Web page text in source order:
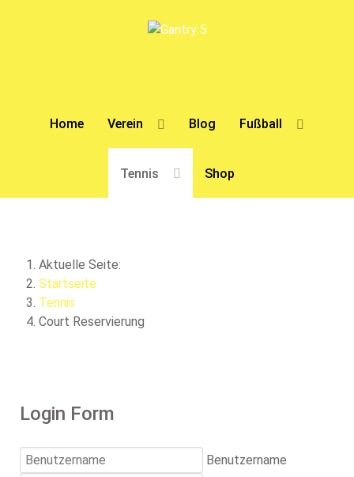
Home Verein Blog Fußball
Tennis Shop
Aktuelle Seite:
Startseite
Tennis
Court Reservierung
Login Form
Benutzername